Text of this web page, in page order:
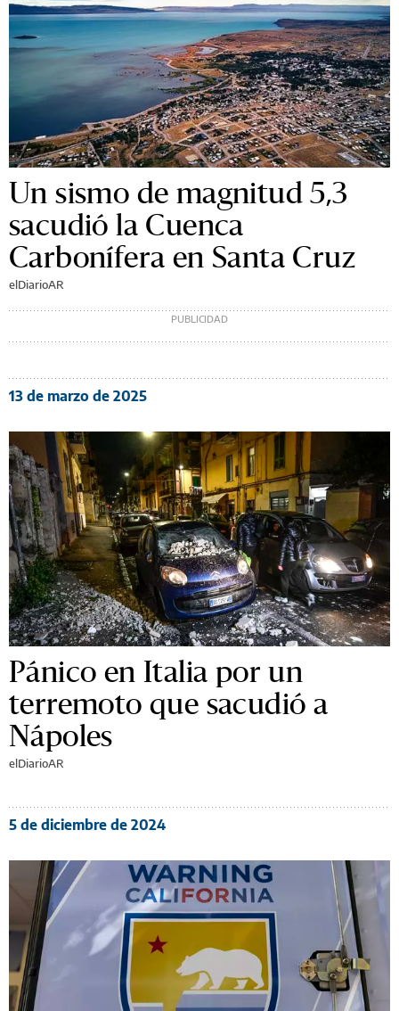
Un sismo de magnitud 5,3
sacudió la Cuenca
Carbonífera en Santa Cruz
elDiarioAR
13 de marzo de 2025
Pánico en Italia por un
terremoto que sacudió a
Nápoles
elDiarioAR
5 de diciembre de 2024